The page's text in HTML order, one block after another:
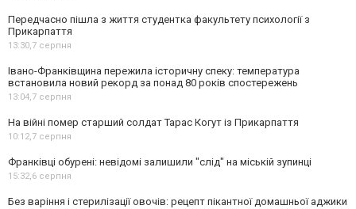
Передчасно пішла з життя студентка факультету психології з
Прикарпаття
13:30,7 серпня
Івано-Франківщина пережила історичну спеку: температура
встановила новий рекорд за понад 80 років спостережень
13:04,7 серпня
На війні помер старший солдат Тарас Когут із Прикарпаття
10:12,7 серпня
Франківці обурені: невідомі залишили "слід" на міській зупинці
15:32,6 серпня
Без варіння і стерилізації овочів: рецепт пікантної домашньої аджики